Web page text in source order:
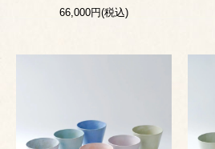
66,000円(税込)